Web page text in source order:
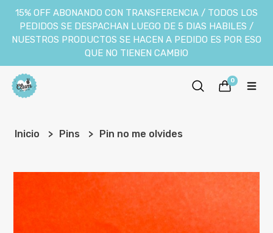
15% OFF ABONANDO CON TRANSFERENCIA / TODOS LOS
PEDIDOS SE DESPACHAN LUEGO DE 5 DIAS HABILES /
NUESTROS PRODUCTOS SE HACEN A PEDIDO ES POR ESO
QUE NO TIENEN CAMBIO
0
Inicio Pins Pin no me olvides